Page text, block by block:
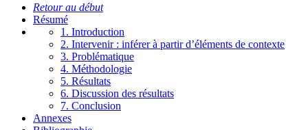
Retour au début
Résumé
1. Introduction
2. Intervenir : inférer à partir d’éléments de contexte
3. Problématique
4. Méthodologie
5. Résultats
6. Discussion des résultats
7. Conclusion
Annexes